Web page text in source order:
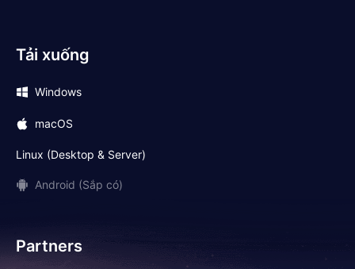
Tải xuống
Windows
macOS
Linux (Desktop & Server)
Android (Sắp có)
Partners